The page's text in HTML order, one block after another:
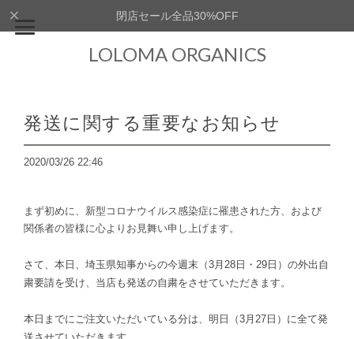
閉店セール全品30%OFF
LOLOMA ORGANICS
発送に関する重要なお知らせ
2020/03/26 22:46
まず初めに、新型コロナウイルス感染症に罹患された方、および
関係者の皆様に心よりお見舞い申し上げます。
さて、本日、埼玉県知事からの今週末（3月28日・29日）の外出自
粛要請を受け、当店も発送の自粛をさせていただきます。
本日までにご注文いただいている分は、明日（3月27日）に全て発